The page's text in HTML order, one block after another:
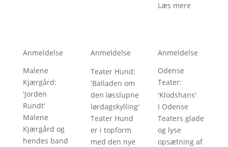
Læs mere
Anmeldelse
Malene
Kjærgård:
'Jorden
Rundt'
Malene
Kjærgård og
hendes band
Anmeldelse
Teater Hund:
'Balladen om
den løsslupne
lørdagskylling'
Teater Hund
er i topform
med den nye
Anmeldelse
Odense
Teater:
'Klodshans'
I Odense
Teaters glade
og lyse
opsætning af